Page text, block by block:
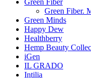
Green Fiber
Green Fiber.
Green Minds
Happy Dew
Healthberry
Hemp Beauty
iGen
IL GRADO
Intilia